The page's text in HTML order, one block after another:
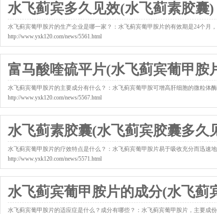
水飞蓟宾多久见效(水飞蓟素胶囊)
水飞蓟宾葡甲胺片的生产企业是哪一家？：水飞蓟宾葡甲胺片的有效期是24个月
http://www.yxk120.com/news/5561.html
富马酸喹硫平片(水飞蓟宾葡甲胺
水飞蓟宾葡甲胺片的主要成分有什么？：水飞蓟宾葡甲胺可增高肝细胞的微粒
http://www.yxk120.com/news/5567.html
水飞蓟素胶囊(水飞蓟宾胶囊多久
水飞蓟宾葡甲胺片的疗效特点是什么？：水飞蓟宾葡甲胺片易于吸收充分而迅
http://www.yxk120.com/news/5571.html
水飞蓟宾葡甲胺片的成分(水飞蓟
水飞蓟宾葡甲胺片的适应症是什么？成分有哪些？：水飞蓟宾葡甲胺片，主要